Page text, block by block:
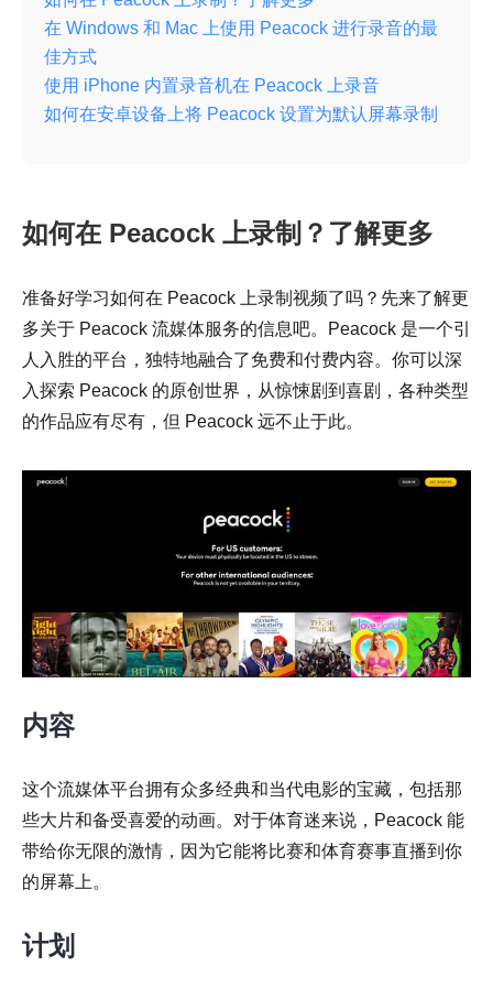
在 Windows 和 Mac 上使用 Peacock 进行录音的最
佳方式
使用 iPhone 内置录音机在 Peacock 上录音
如何在安卓设备上将 Peacock 设置为默认屏幕录制
如何在 Peacock 上录制？了解更多
准备好学习如何在 Peacock 上录制视频了吗？先来了解更
多关于 Peacock 流媒体服务的信息吧。Peacock 是一个引
人入胜的平台，独特地融合了免费和付费内容。你可以深
入探索 Peacock 的原创世界，从惊悚剧到喜剧，各种类型
的作品应有尽有，但 Peacock 远不止于此。
内容
这个流媒体平台拥有众多经典和当代电影的宝藏，包括那
些大片和备受喜爱的动画。对于体育迷来说，Peacock 能
带给你无限的激情，因为它能将比赛和体育赛事直播到你
的屏幕上。
计划